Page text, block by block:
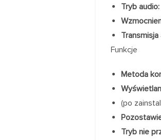
Tryb audio:
Transmisja
Funkcje
Metoda
(po
Tryb nie